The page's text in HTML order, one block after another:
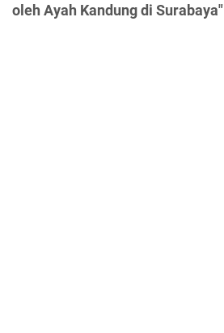
oleh Ayah Kandung di Surabaya"